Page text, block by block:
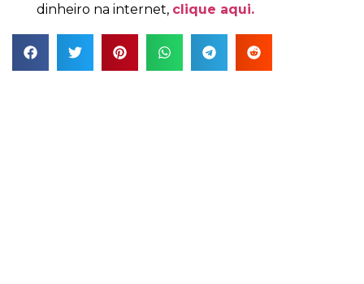
dinheiro na internet, clique aqui.